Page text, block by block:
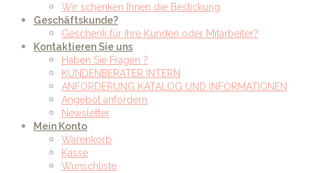
Wir schenken Ihnen die Bestickung
Geschäftskunde?
Geschenk für Ihre Kunden oder Mitarbeiter?
Kontaktieren Sie uns
Haben Sie Fragen ?
KUNDENBERATER INTERN
ANFORDERUNG KATALOG UND INFORMATIONEN
Angebot anfordern
Newsletter
Mein Konto
Warenkorb
Kasse
Wunschliste